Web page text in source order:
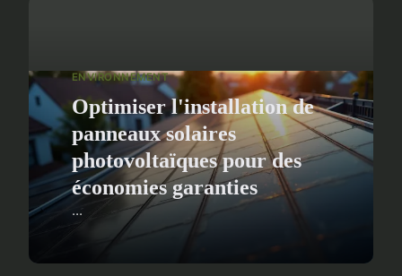
ENVIRONNEMENT
Optimiser l'installation de
panneaux solaires
photovoltaïques pour des
économies garanties
...